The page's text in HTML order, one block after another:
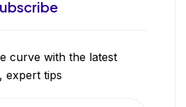
curve with the latest
expert tips